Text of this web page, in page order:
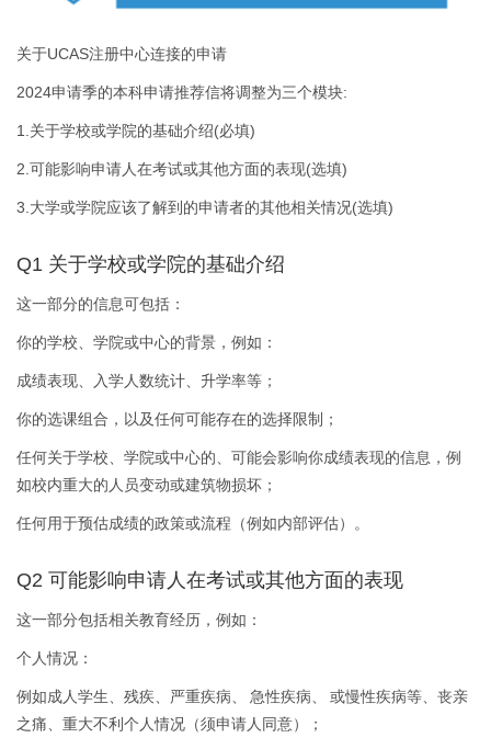
关于UCAS注册中心连接的申请
2024申请季的本科申请推荐信将调整为三个模块:
1.关于学校或学院的基础介绍(必填)
2.可能影响申请人在考试或其他方面的表现(选填)
3.大学或学院应该了解到的申请者的其他相关情况(选填)
Q1 关于学校或学院的基础介绍
这一部分的信息可包括：
你的学校、学院或中心的背景，例如：
成绩表现、入学人数统计、升学率等；
你的选课组合，以及任何可能存在的选择限制；
任何关于学校、学院或中心的、可能会影响你成绩表现的信息，例
如校内重大的人员变动或建筑物损坏；
任何用于预估成绩的政策或流程（例如内部评估）。
Q2 可能影响申请人在考试或其他方面的表现
这一部分包括相关教育经历，例如：
个人情况：
例如成人学生、残疾、严重疾病、 急性疾病、 或慢性疾病等、丧亲
之痛、重大不利个人情况（须申请人同意）；